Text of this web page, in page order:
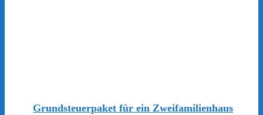
Grundsteuerpaket für ein Zweifamilienhaus